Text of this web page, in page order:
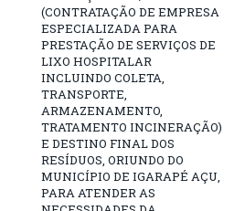
(CONTRATAÇÃO DE EMPRESA
ESPECIALIZADA PARA
PRESTAÇÃO DE SERVIÇOS DE
LIXO HOSPITALAR
INCLUINDO COLETA,
TRANSPORTE,
ARMAZENAMENTO,
TRATAMENTO INCINERAÇÃO)
E DESTINO FINAL DOS
RESÍDUOS, ORIUNDO DO
MUNICÍPIO DE IGARAPÉ AÇU,
PARA ATENDER AS